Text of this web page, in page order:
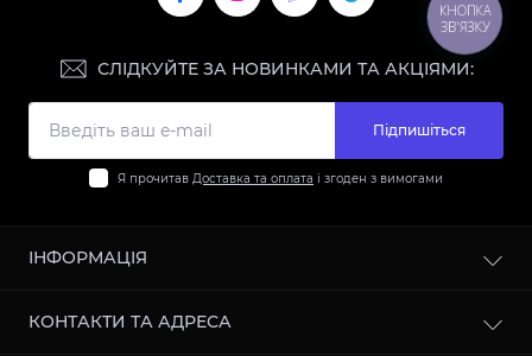
СЛІДКУЙТЕ ЗА НОВИНКАМИ ТА АКЦІЯМИ:
Підпишіться
Я прочитав Доставка та оплата і згоден з вимогами
ІНФОРМАЦІЯ
Доставка та оплата
КОНТАКТИ ТА АДРЕСА
КНОПКА
ЗВ'ЯЗКУ